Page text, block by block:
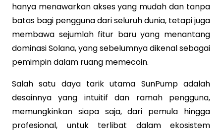
hanya menawarkan akses yang mudah dan tanpa
batas bagi pengguna dari seluruh dunia, tetapi juga
membawa sejumlah fitur baru yang menantang
dominasi Solana, yang sebelumnya dikenal sebagai
pemimpin dalam ruang memecoin.
Salah satu daya tarik utama SunPump adalah
desainnya yang intuitif dan ramah pengguna,
memungkinkan siapa saja, dari pemula hingga
profesional, untuk terlibat dalam ekosistem